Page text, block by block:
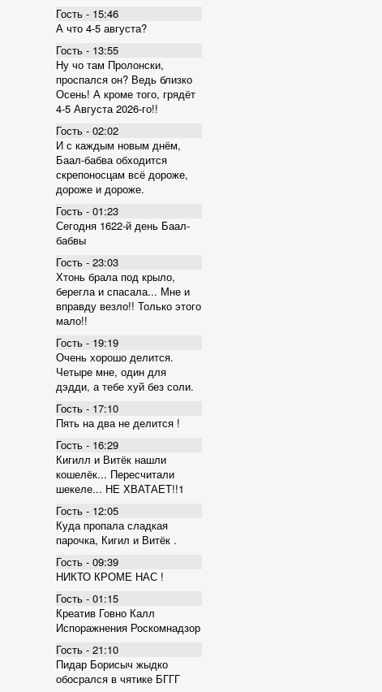
Гость - 15:46
А что 4-5 августа?
Гость - 13:55
Ну чо там Пролонски,
проспался он? Ведь близко
Осень! А кроме того, грядёт
4-5 Августа 2026-го!!
Гость - 02:02
И с каждым новым днём,
Баал-бабва обходится
скрепоносцам всё дороже,
дороже и дороже.
Гость - 01:23
Сегодня 1622-й день Баал-
бабвы
Гость - 23:03
Хтонь брала под крыло,
берегла и спасала... Мне и
вправду везло!! Только этого
мало!!
Гость - 19:19
Очень хорошо делится.
Четыре мне, один для
дэдди, а тебе хуй без соли.
Гость - 17:10
Пять на два не делится !
Гость - 16:29
Кигилл и Витёк нашли
кошелёк... Пересчитали
шекеле... НЕ ХВАТАЕТ!!1
Гость - 12:05
Куда пропала сладкая
парочка, Кигил и Витёк .
Гость - 09:39
НИКТО КРОМЕ НАС !
Гость - 01:15
Креатив Говно Калл
Испоражнения Роскомнадзор
Гость - 21:10
Пидар Борисыч жыдко
обосрался в чятике БГГГ